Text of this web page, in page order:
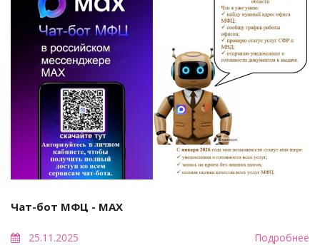
Чат-бот МФЦ - МАХ
25.11.2025 Подробнее